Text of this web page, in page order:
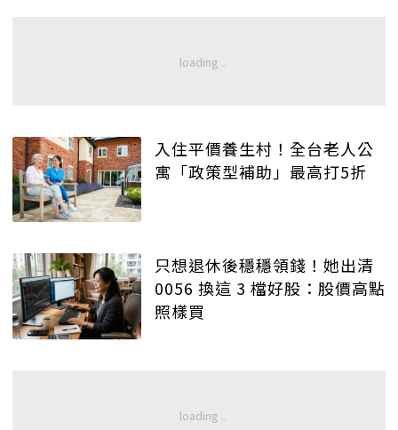
入住平價養生村！全台老人公
寓「政策型補助」最高打5折
只想退休後穩穩領錢！她出清
0056 換這 3 檔好股：股價高點
照樣買